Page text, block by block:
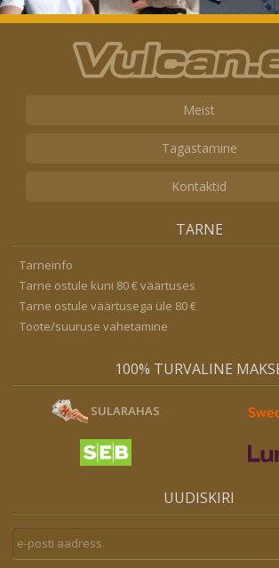
Meist
Tagastamine
Kontaktid
TARNE
Tarneinfo
Tarne ostule kuni 80 € väärtuses
Tarne ostule väärtusega üle 80 €
Toote/suuruse vahetamine
100% TURVALINE
SULARAHAS
UUDISKIRI